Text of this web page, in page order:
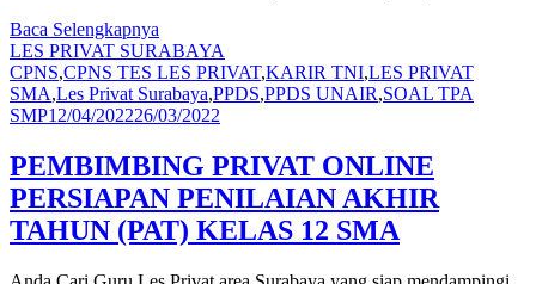
Baca Selengkapnya
LES PRIVAT SURABAYA
CPNS,CPNS TES LES PRIVAT,KARIR TNI,LES PRIVAT
SMA,Les Privat Surabaya,PPDS,PPDS UNAIR,SOAL TPA
SMP12/04/202226/03/2022
PEMBIMBING PRIVAT ONLINE
PERSIAPAN PENILAIAN AKHIR
TAHUN (PAT) KELAS 12 SMA